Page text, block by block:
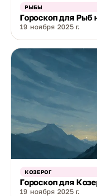
РЫБЫ
Гороскоп для Рыб
19 ноября 2025 г.
КОЗЕРОГ
Гороскоп для
19 ноября 2025 г.